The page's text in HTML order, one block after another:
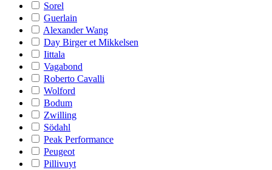
Sorel
Guerlain
Alexander Wang
Day Birger et Mikkelsen
Iittala
Vagabond
Roberto Cavalli
Wolford
Bodum
Zwilling
Södahl
Peak Performance
Peugeot
Pillivuyt